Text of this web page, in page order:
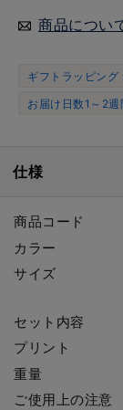
商品につい
ギフトラッピング
お届け日数1～2週
仕様
商品コード
カラー
サイズ
セット内容
プリント
重量
ご使用上の注意